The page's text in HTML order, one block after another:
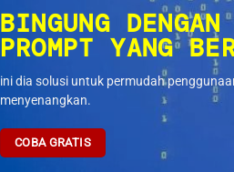
BINGUNG
PROMPT YANG
ini dia solusi untuk permudah
menyenangkan.
COBA GRATIS